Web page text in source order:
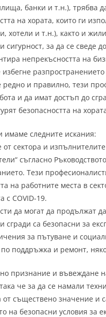
банки и т.н.), трябва
на хората, които ги
хотели и т.н.), както и
за да се сведе
непрекъсността на
редно и правилно, тези
и да имат достъп до
безопасността на
следните искания:
сектора и
съгласно
Тези
на работните места в
с COVID-19.
да могат да продължат
сгради са безопасни за
за пътуване и
поддръжка и ремонт,
признание и въвеждане
че за да се намали
от съществено значение и
на безопасни условия за